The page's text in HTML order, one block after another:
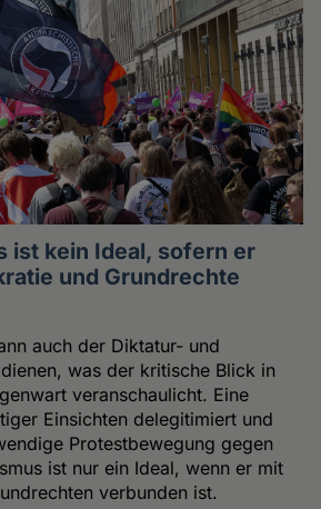
ist kein Ideal, sofern er
und Grundrechte
auch der Diktatur- und
was der kritische Blick in
veranschaulicht. Eine
Einsichten delegitimiert und
Protestbewegung gegen
ist nur ein Ideal, wenn er mit
verbunden ist.